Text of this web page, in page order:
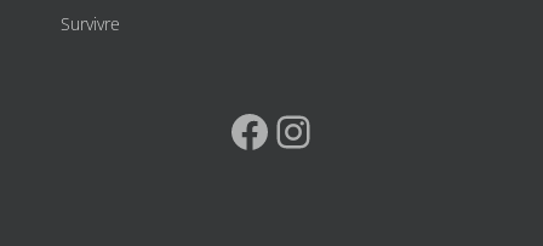
Survivre
Facebook